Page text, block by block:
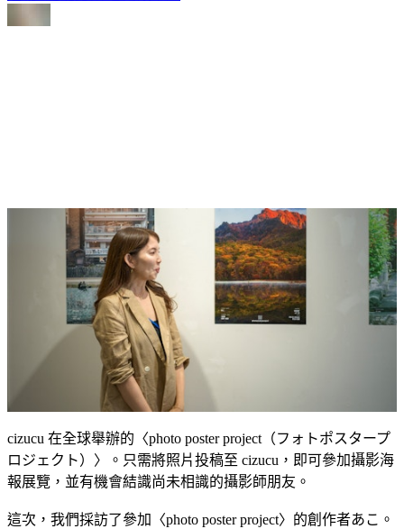
cizucu 在全球舉辦的〈photo poster project（フォトポスタープ
ロジェクト）〉。只需將照片投稿至 cizucu，即可參加攝影海
報展覽，並有機會結識尚未相識的攝影師朋友。
這次，我們採訪了參加〈photo poster project〉的創作者あこ。